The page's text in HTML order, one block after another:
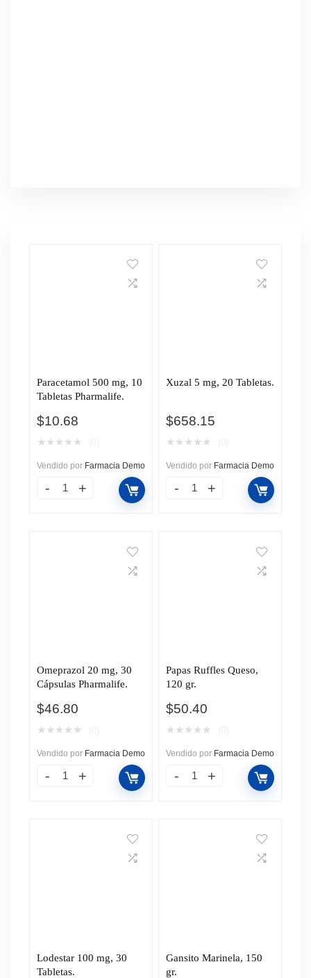
Paracetamol 500 mg, 10
Tabletas Pharmalife.
$10.68
★ ★ ★ ★ ★
Vendido por Farmacia Demo
Xuzal 5 mg, 20 Tabletas.
$658.15
★ ★ ★ ★ ★
Vendido por Farmacia Demo
Omeprazol 20 mg, 30
Cápsulas Pharmalife.
$46.80
★ ★ ★ ★ ★
Vendido por Farmacia Demo
Papas Ruffles Queso,
120 gr.
$50.40
★ ★ ★ ★ ★
Vendido por Farmacia Demo
Lodestar 100 mg, 30
Tabletas.
Gansito Marinela, 150
gr.